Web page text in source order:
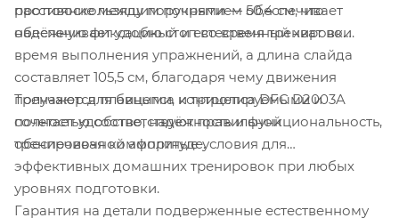
противоскользящим покрытием обеспечивает
надёжную фиксацию стоп во время тренировки.
расстояние между поручнями — 50,4 см, что
обеспечивает удобный и естественный хват во
время выполнения упражнений, а длина слайда
составляет 105,5 см, благодаря чему движения
получаются плавными, контролируемыми и
полностью соответствуют правильной
тренировочной амплитуде.
Тренажер для бицепса и трицепса DFC D2003A
сочетает удобство, надёжность и функциональность,
обеспечивая комфортные условия для
эффективных домашних тренировок при любых
уровнях подготовки.
Гарантия на детали подверженные естественному